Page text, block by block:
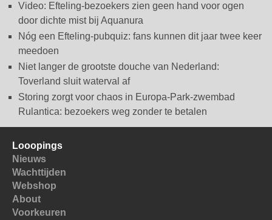
Video: Efteling-bezoekers zien geen hand voor ogen
door dichte mist bij Aquanura
Nóg een Efteling-pubquiz: fans kunnen dit jaar twee keer
meedoen
Niet langer de grootste douche van Nederland:
Toverland sluit waterval af
Storing zorgt voor chaos in Europa-Park-zwembad
Rulantica: bezoekers weg zonder te betalen
Looopings
Nieuws
Wachttijden
Webshop
About
Voorkeuren